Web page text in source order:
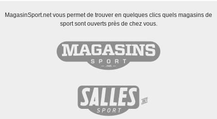
MagasinSport.net vous permet de trouver en quelques clics quels magasins de
sport sont ouverts près de chez vous.